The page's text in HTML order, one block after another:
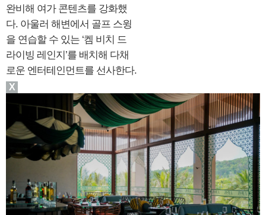
완비해 여가 콘텐츠를 강화했
다. 아울러 해변에서 골프 스윙
을 연습할 수 있는 ‘켐 비치 드
라이빙 레인지’를 배치해 다채
로운 엔터테인먼트를 선사한다.
X